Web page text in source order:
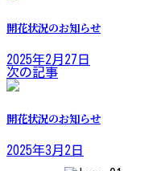
開花状況のお知らせ
2025年2月27日
次の記事
開花状況のお知らせ
2025年3月2日